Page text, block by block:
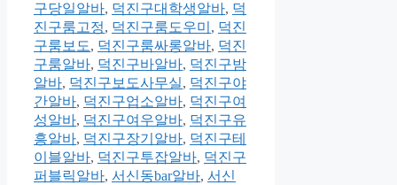
구당일알바, 덕진구대학생알바, 덕
진구룸고정, 덕진구룸도우미 , 덕진
구룸보도, 덕진구룸싸롱알바, 덕진
구룸알바, 덕진구바알바, 덕진구밤
알바, 덕진구보도사무실, 덕진구야
간알바, 덕진구업소알바, 덕진구여
성알바, 덕진구여우알바, 덕진구유
흥알바, 덕진구장기알바, 덕진구테
이블알바, 덕진구투잡알바, 덕진구
퍼블릭알바, 서신동bar알바, 서신